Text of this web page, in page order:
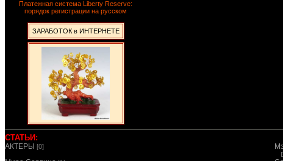
Платежная система Liberty Reserve:
порядок регистрации на русском
ЗАРАБОТОК в ИНТЕРНЕТЕ
СТАТЬИ:
АКТЕРЫ [0]